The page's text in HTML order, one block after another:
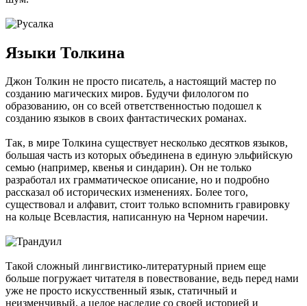
Языки Толкина
Джон Толкин не просто писатель, а настоящий мастер по
созданию магических миров. Будучи филологом по
образованию, он со всей ответственностью подошел к
созданию языков в своих фантастических романах.
Так, в мире Толкина существует несколько десятков языков,
большая часть из которых объединена в единую эльфийскую
семью (например, квенья и синдарин). Он не только
разработал их грамматическое описание, но и подробно
рассказал об исторических изменениях. Более того,
существовал и алфавит, стоит только вспомнить гравировку
на кольце Всевластия, написанную на Черном наречии.
Такой сложный лингвистико-литературный прием еще
больше погружает читателя в повествование, ведь перед нами
уже не просто искусственный язык, статичный и
неизменчивый, а целое наследие со своей историей и